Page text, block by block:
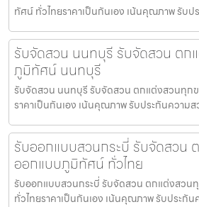
ทัศน์ ทั่วไทยราคาเป็นกันเอง เน้นคุณภาพ รับป
รับจัดสวน นนทบุรี รับจัดสวน ตก
ภูมิทัศน์ นนทบุรี
รับจัดสวน นนทบุรี รับจัดสวน ตกแต่งสวนทุก
ราคาเป็นกันเอง เน้นคุณภาพ รับประกันความ
รับออกแบบสวนกระบี่ รับจัดสวน
ออกแบบภูมิทัศน์ ทั่วไทย
รับออกแบบสวนกระบี่ รับจัดสวน ตกแต่งสว
ทั่วไทยราคาเป็นกันเอง เน้นคุณภาพ รับประกั